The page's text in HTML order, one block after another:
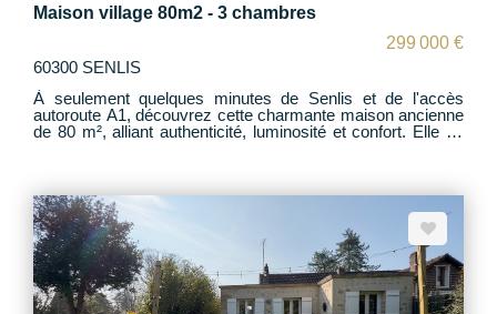
Maison village 80m2 - 3 chambres
299 000 €
60300 SENLIS
À seulement quelques minutes de Senlis et de l'accès
autoroute A1, découvrez cette charmante maison ancienne
de 80 m², alliant authenticité, luminosité et confort. Elle se
buanderie - Une cave - Un garage complète ce bien.
Confort assuré avec poêle à granulés Toiture refaite,
sérénité pour les futurs acquéreurs Une belle opportunité
pour les amoureux de l'ancien à la recherche de tranquillité
avec commodités à proximité. A visiter sans tarder !!